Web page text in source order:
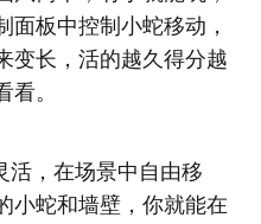
面板中控制小蛇移动，
变长，活的越久得分越
。
活，在场景中自由移
小蛇和墙壁，你就能在